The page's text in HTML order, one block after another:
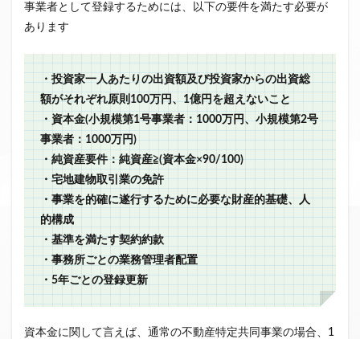
事業者として登録するためには、以下の要件を満たす必要が
あります
・投資家一人あたりの出資額及び投資家からの出資総
額がそれぞれ原則100万円、1億円を超えないこと
・資本金(小規模第1号事業者：1000万円、小規模第2号
事業者：1000万円)
・純資産要件：純資産≧(資本金×90/100)
・宅地建物取引業の免許
・事業を的確に遂行するために必要な財産的基礎、人
的構成
・基準を満たす契約約款
・事務所ごとの業務管理者配置
・5年ごとの登録更新
資本金に関して言えば、通常の不動産特定共同事業の場合、1